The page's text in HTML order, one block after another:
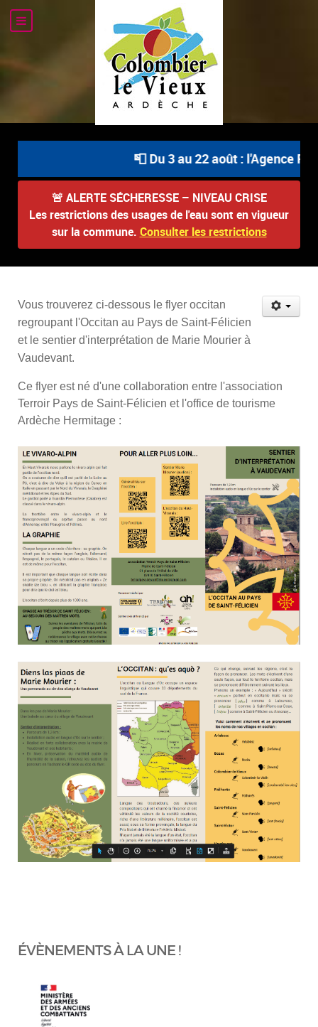
📮 Du 3 au 22 août : l'Agence
🚨 ALERTE SÉCHERESSE – NIVEAU CRISE
Les restrictions des usages de l'eau sont en vigueur
sur la commune. Consulter les restrictions
Vous trouverez ci-dessous le flyer occitan
regroupant l'Occitan au Pays de Saint-Félicien
et le sentier d'interprétation de Marie Mourier à
Vaudevant.
Ce flyer est né d'une collaboration entre l'association
Terroir Pays de Saint-Félicien et l'office de tourisme
Ardèche Hermitage :
ÉVÈNEMENTS À LA UNE !